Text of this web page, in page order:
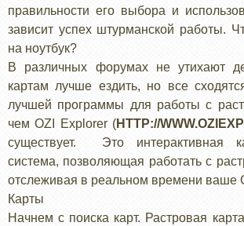
правильности его выбора и
зависит успех штурманской работы.
на ноутбук?
В различных форумах не утихают
картам лучше ездить, но все
лучшей программы для работы с
чем OZI Explorer (HTTP://
существует. Это интерактивная
система, позволяющая работать с
отслеживая в реальном времени ваше
Карты
Начнем с поиска карт. Растровая